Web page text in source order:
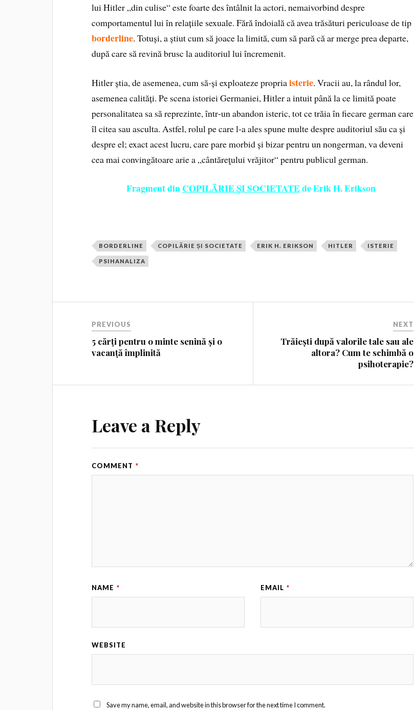
lui Hitler „din culise“ este foarte des întâlnit la actori, nemaivorbind despre
comportamentul lui în relațiile sexuale. Fără îndoială că avea trăsături periculoase de tip
borderline. Totuși, a știut cum să joace la limită, cum să pară că ar merge prea departe,
după care să revină brusc la auditoriul lui încremenit.
Hitler știa, de asemenea, cum să‑și exploateze propriaisterie. Vracii au, la rândul lor,
asemenea calități. Pe scena istoriei Germaniei, Hitler a intuit până la ce limită poate
personalitatea sa să reprezinte, într‑un abandon isteric, tot ce trăia în fiecare german care
îl citea sau asculta. Astfel, rolul pe care l‑a ales spune multe despre auditoriul său ca și
despre el; exact acest lucru, care pare morbid și bizar pentru un nongerman, va deveni
cea mai convingătoare arie a „cântăreţului vrăjitor“ pentru publicul german.
Fragment dinCOPILĂRIE ȘI SOCIETATEde Erik H. Erikson
BORDERLINE COPILĂRIE ȘI SOCIETATE ERIK H. ERIKSON HITLER ISTERIE
PSIHANALIZA
PREVIOUS
5 cărți pentru o minte senină și o
vacanță împlinită
NEXT
Trăiești după valorile tale sau ale
altora? Cum te schimbă o
psihoterapie?
Leave a Reply
COMMENT *
NAME * EMAIL *
WEBSITE
Save my name, email, and website in this browser for the next time I comment.